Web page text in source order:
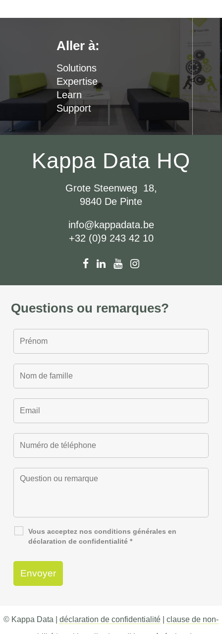
Aller à:
Solutions
Expertise
Learn
Support
Kappa Data HQ
Grote Steenweg 18,
9840 De Pinte
info@kappadata.be
+32 (0)9 243 42 10
Questions ou remarques?
Vous acceptez nosconditions générales en
déclaration de confidentialité *
© Kappa Data | déclaration de confidentialité clause de non-